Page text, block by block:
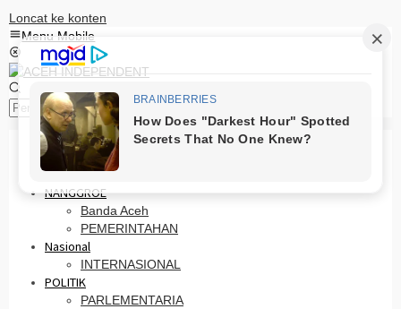
Loncat ke konten
Menu Mobile
HOME
PRO OTONOMI
NANGGROE
Banda Aceh
PEMERINTAHAN
Nasional
INTERNASIONAL
POLITIK
PARLEMENTARIA